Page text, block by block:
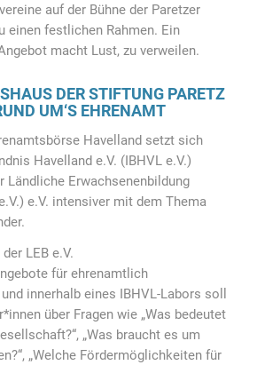
auf der Bühne der Paretzer
einen festlichen Rahmen. Ein
macht Lust, zu verweilen.
DER STIFTUNG PARETZ
UM‘S EHRENAMT
Havelland setzt sich
Havelland e.V. (IBHVL e.V.)
Ländliche Erwachsenenbildung
e.V. intensiver mit dem Thema
LEB e.V.
für ehrenamtlich
innerhalb eines IBHVL-Labors soll
über Fragen wie „Was bedeutet
„Was braucht es um
„Welche Fördermöglichkeiten für